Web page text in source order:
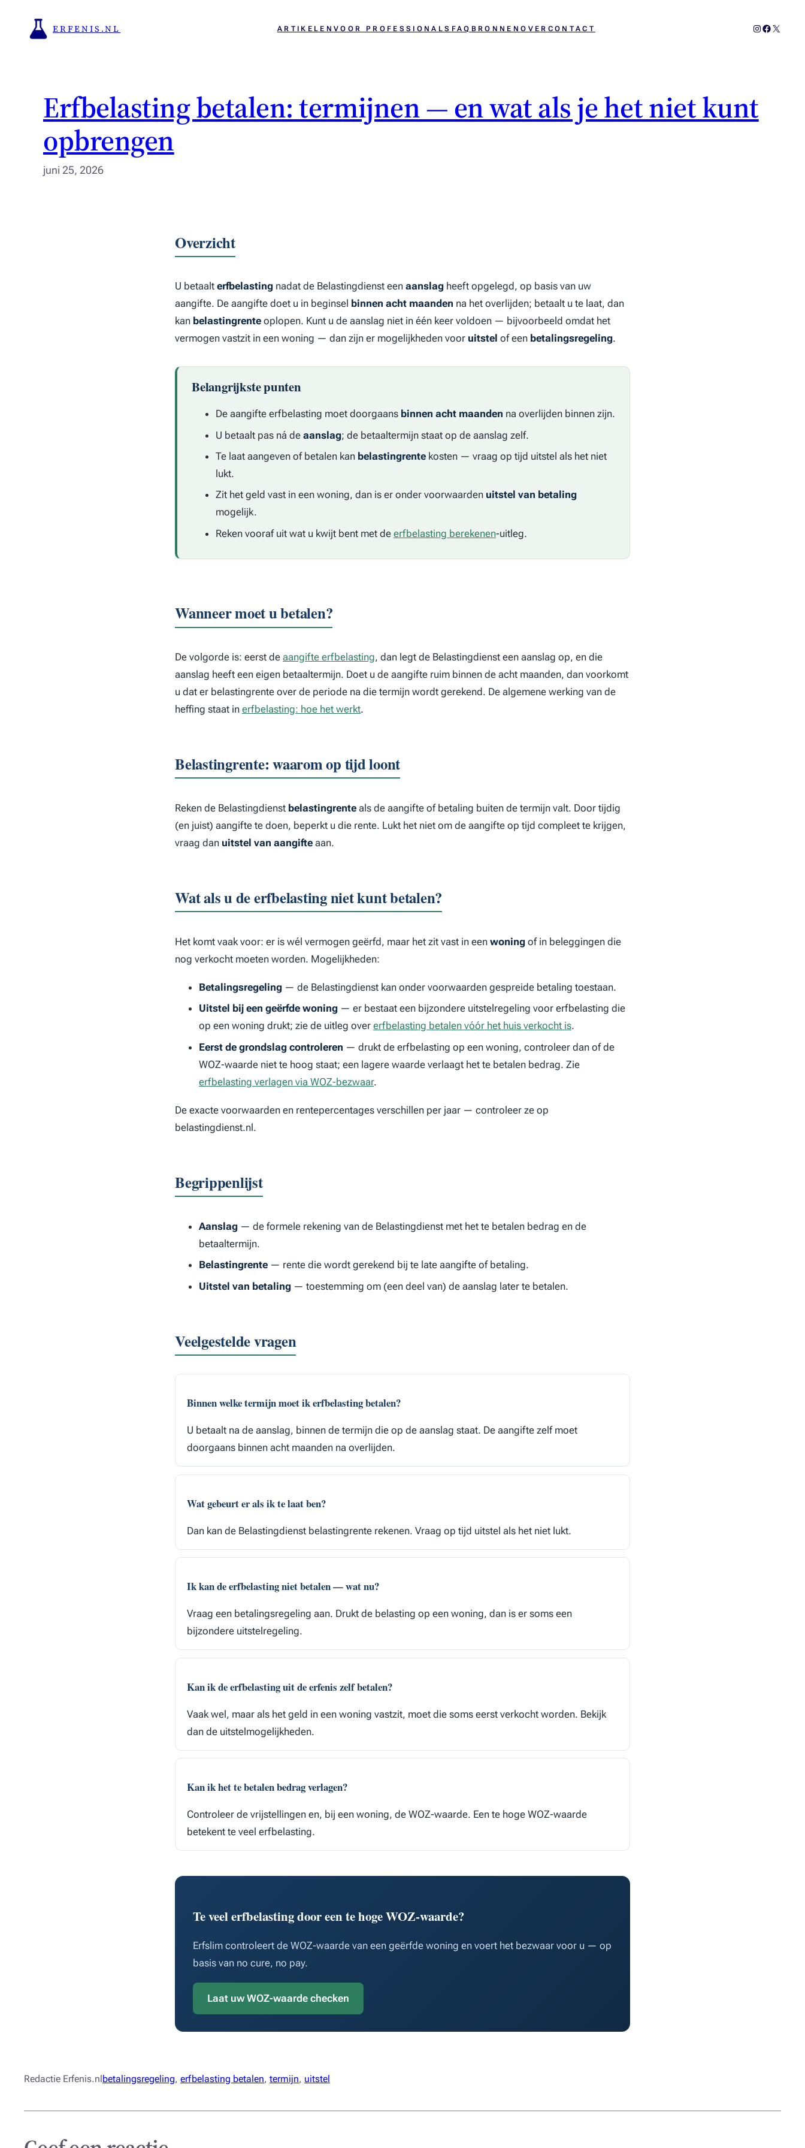
ERFENIS.NL ARTIKELENVOOR PROFESSIONALS FAQ BRONNENOVER CONTACT Instagram
Facebook
X
Erfbelasting betalen: termijnen — en wat als je het niet kunt
opbrengen
juni 25, 2026
Overzicht
U betaalt erfbelasting nadat de Belastingdienst een aanslag heeft opgelegd, op basis van uw
aangifte. De aangifte doet u in beginsel binnen acht maanden na het overlijden; betaalt u te laat, dan
kan belastingrente oplopen. Kunt u de aanslag niet in één keer voldoen — bijvoorbeeld omdat het
vermogen vastzit in een woning — dan zijn er mogelijkheden voor uitstel of een betalingsregeling.
Belangrijkste punten
De aangifte erfbelasting moet doorgaans binnen acht maanden na overlijden binnen zijn.
U betaalt pas ná de aanslag; de betaaltermijn staat op de aanslag zelf.
Te laat aangeven of betalen kan belastingrente kosten — vraag op tijd uitstel als het niet
lukt.
Zit het geld vast in een woning, dan is er onder voorwaarden uitstel van betaling
mogelijk.
Reken vooraf uit wat u kwijt bent met de erfbelasting berekenen-uitleg.
Wanneer moet u betalen?
De volgorde is: eerst de aangifte erfbelasting, dan legt de Belastingdienst een aanslag op, en die
aanslag heeft een eigen betaaltermijn. Doet u de aangifte ruim binnen de acht maanden, dan voorkomt
u dat er belastingrente over de periode na die termijn wordt gerekend. De algemene werking van de
heffing staat in erfbelasting: hoe het werkt.
Belastingrente: waarom op tijd loont
Reken de Belastingdienst belastingrente als de aangifte of betaling buiten de termijn valt. Door tijdig
(en juist) aangifte te doen, beperkt u die rente. Lukt het niet om de aangifte op tijd compleet te krijgen,
vraag dan uitstel van aangifte aan.
Wat als u de erfbelasting niet kunt betalen?
Het komt vaak voor: er is wél vermogen geërfd, maar het zit vast in een woning of in beleggingen die
nog verkocht moeten worden. Mogelijkheden:
Betalingsregeling — de Belastingdienst kan onder voorwaarden gespreide betaling toestaan.
Uitstel bij een geërfde woning — er bestaat een bijzondere uitstelregeling voor erfbelasting die
op een woning drukt; zie de uitleg over erfbelasting betalen vóór het huis verkocht is.
Eerst de grondslag controleren — drukt de erfbelasting op een woning, controleer dan of de
WOZ-waarde niet te hoog staat; een lagere waarde verlaagt het te betalen bedrag. Zie
erfbelasting verlagen via WOZ-bezwaar.
De exacte voorwaarden en rentepercentages verschillen per jaar — controleer ze op
belastingdienst.nl.
Begrippenlijst
Aanslag — de formele rekening van de Belastingdienst met het te betalen bedrag en de
betaaltermijn.
Belastingrente — rente die wordt gerekend bij te late aangifte of betaling.
Uitstel van betaling — toestemming om (een deel van) de aanslag later te betalen.
Veelgestelde vragen
Binnen welke termijn moet ik erfbelasting betalen?
U betaalt na de aanslag, binnen de termijn die op de aanslag staat. De aangifte zelf moet
doorgaans binnen acht maanden na overlijden.
Wat gebeurt er als ik te laat ben?
Dan kan de Belastingdienst belastingrente rekenen. Vraag op tijd uitstel als het niet lukt.
Ik kan de erfbelasting niet betalen — wat nu?
Vraag een betalingsregeling aan. Drukt de belasting op een woning, dan is er soms een
bijzondere uitstelregeling.
Kan ik de erfbelasting uit de erfenis zelf betalen?
Vaak wel, maar als het geld in een woning vastzit, moet die soms eerst verkocht worden. Bekijk
dan de uitstelmogelijkheden.
Kan ik het te betalen bedrag verlagen?
Controleer de vrijstellingen en, bij een woning, de WOZ-waarde. Een te hoge WOZ-waarde
betekent te veel erfbelasting.
Te veel erfbelasting door een te hoge WOZ-waarde?
Erfslim controleert de WOZ-waarde van een geërfde woning en voert het bezwaar voor u — op
basis van no cure, no pay.
Laat uw WOZ-waarde checken
Redactie Erfenis.nlbetalingsregeling, erfbelasting betalen, termijn, uitstel